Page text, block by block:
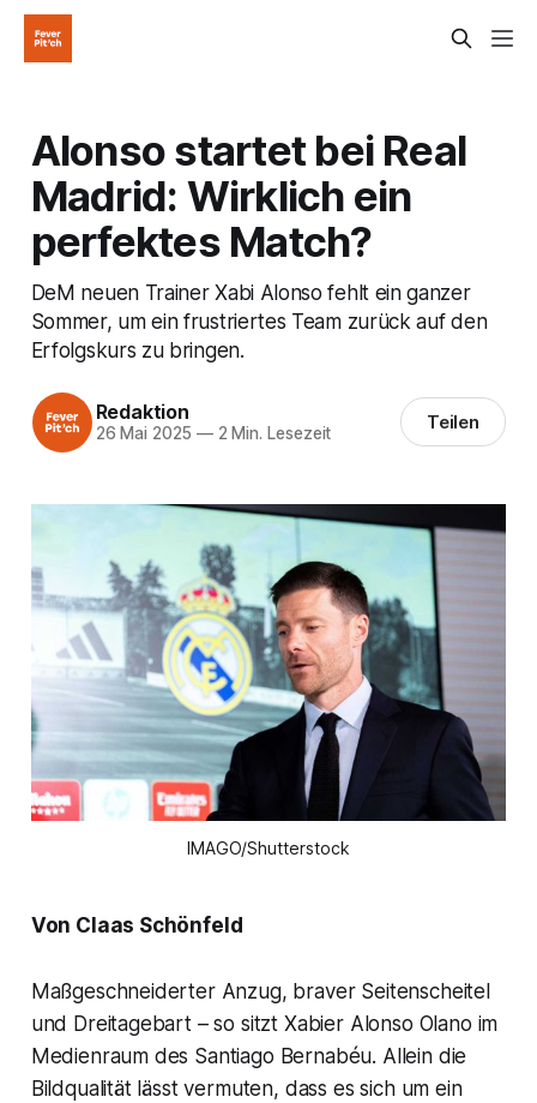
Alonso startet bei Real
Madrid: Wirklich ein
perfektes Match?
DeM neuen Trainer Xabi Alonso fehlt ein ganzer
Sommer, um ein frustriertes Team zurück auf den
Erfolgskurs zu bringen.
Redaktion
26 Mai 2025 —2 Min. Lesezeit Teilen
IMAGO/Shutterstock
Von Claas Schönfeld
Maßgeschneiderter Anzug, braver Seitenscheitel
und Dreitagebart – so sitzt Xabier Alonso Olano im
Medienraum des Santiago Bernabéu. Allein die
Bildqualität lässt vermuten, dass es sich um ein